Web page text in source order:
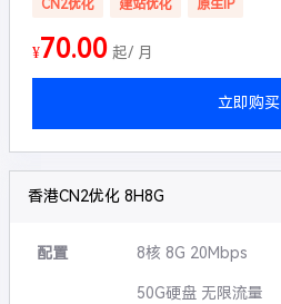
CN2优化 建站优化 原生IP
¥70.00 起/ 月
立即购买
香港CN2优化 8H8G
配置 8核 8G 20Mbps
50G硬盘 无限流量